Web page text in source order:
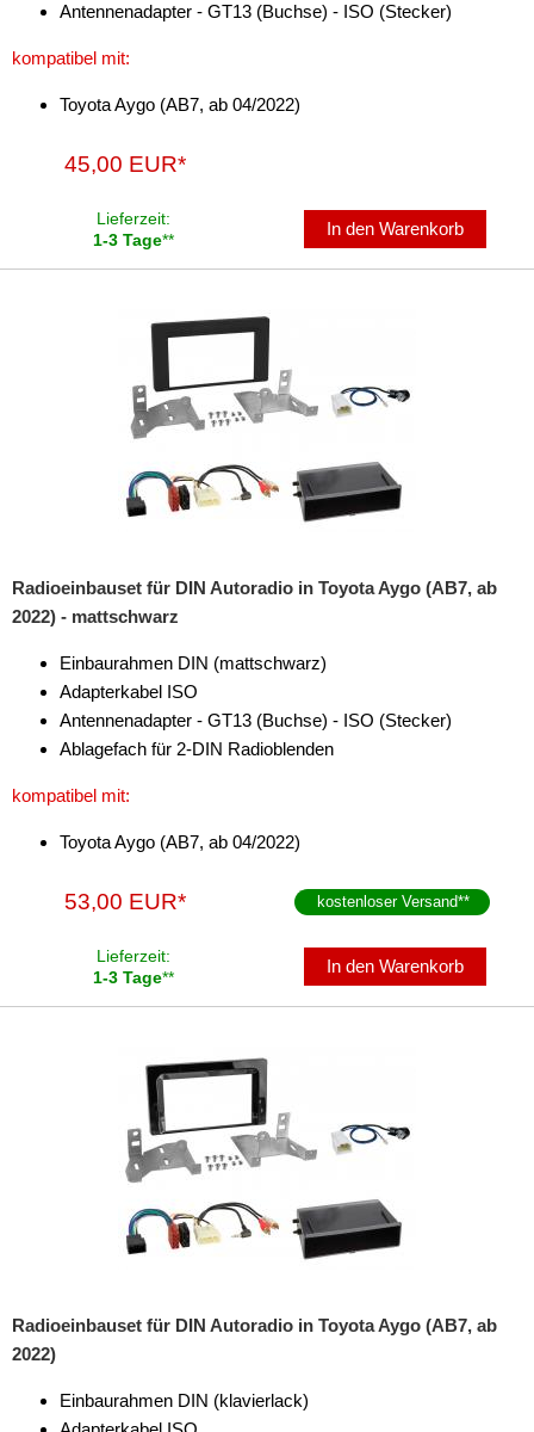
Antennenadapter - GT13 (Buchse) - ISO (Stecker)
kompatibel mit:
Toyota Aygo (AB7, ab 04/2022)
45,00 EUR*
Lieferzeit:
1-3 Tage**
In den Warenkorb
Radioeinbauset für DIN Autoradio in Toyota Aygo (AB7, ab
2022) - mattschwarz
Einbaurahmen DIN (mattschwarz)
Adapterkabel ISO
Antennenadapter - GT13 (Buchse) - ISO (Stecker)
Ablagefach für 2-DIN Radioblenden
kompatibel mit:
Toyota Aygo (AB7, ab 04/2022)
53,00 EUR* kostenloser Versand**
Lieferzeit:
1-3 Tage**
In den Warenkorb
Radioeinbauset für DIN Autoradio in Toyota Aygo (AB7, ab
2022)
Einbaurahmen DIN (klavierlack)